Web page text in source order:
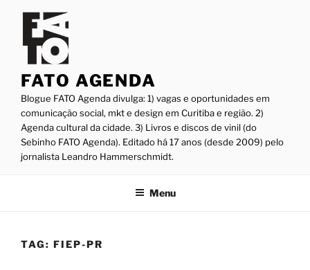
conteúdo
FATO AGENDA
Blogue FATO Agenda divulga: 1) vagas e oportunidades em
comunicação social, mkt e design em Curitiba e região. 2)
Agenda cultural da cidade. 3) Livros e discos de vinil (do
Sebinho FATO Agenda). Editado há 17 anos (desde 2009) pelo
jornalista Leandro Hammerschmidt.
Menu
TAG: FIEP-PR